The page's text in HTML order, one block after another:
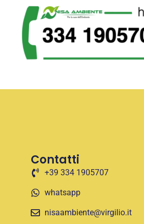
Contatti
+39 334 1905707
whatsapp
nisaambiente@virgilio.it